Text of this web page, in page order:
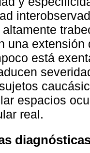
una
está
espacios
real.